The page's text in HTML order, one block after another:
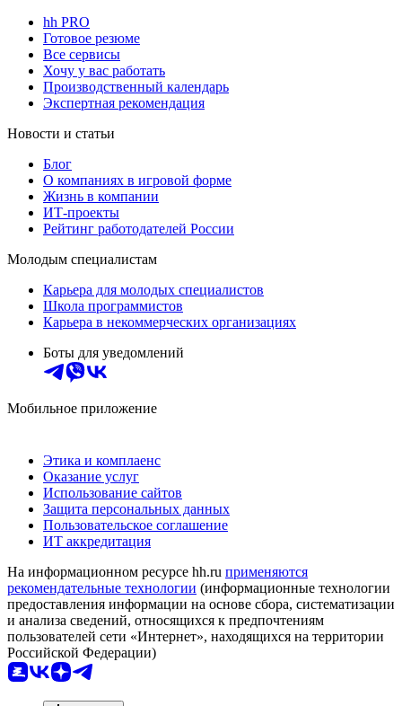
hh PRO
Готовое резюме
Все сервисы
Хочу у вас работать
Производственный календарь
Экспертная рекомендация
Новости и статьи
Блог
О компаниях в игровой форме
Жизнь в компании
ИТ-проекты
Рейтинг работодателей России
Молодым специалистам
Карьера для молодых специалистов
Школа программистов
Карьера в некоммерческих организациях
Боты для уведомлений
Мобильное приложение
Этика и комплаенс
Оказание услуг
Использование сайтов
Защита персональных данных
Пользовательское соглашение
ИТ аккредитация
На информационном ресурсе hh.ru применяются
рекомендательные технологии (информационные технологии
предоставления информации на основе сбора, систематизации
и анализа сведений, относящихся к предпочтениям
пользователей сети «Интернет», находящихся на территории
Российской Федерации)